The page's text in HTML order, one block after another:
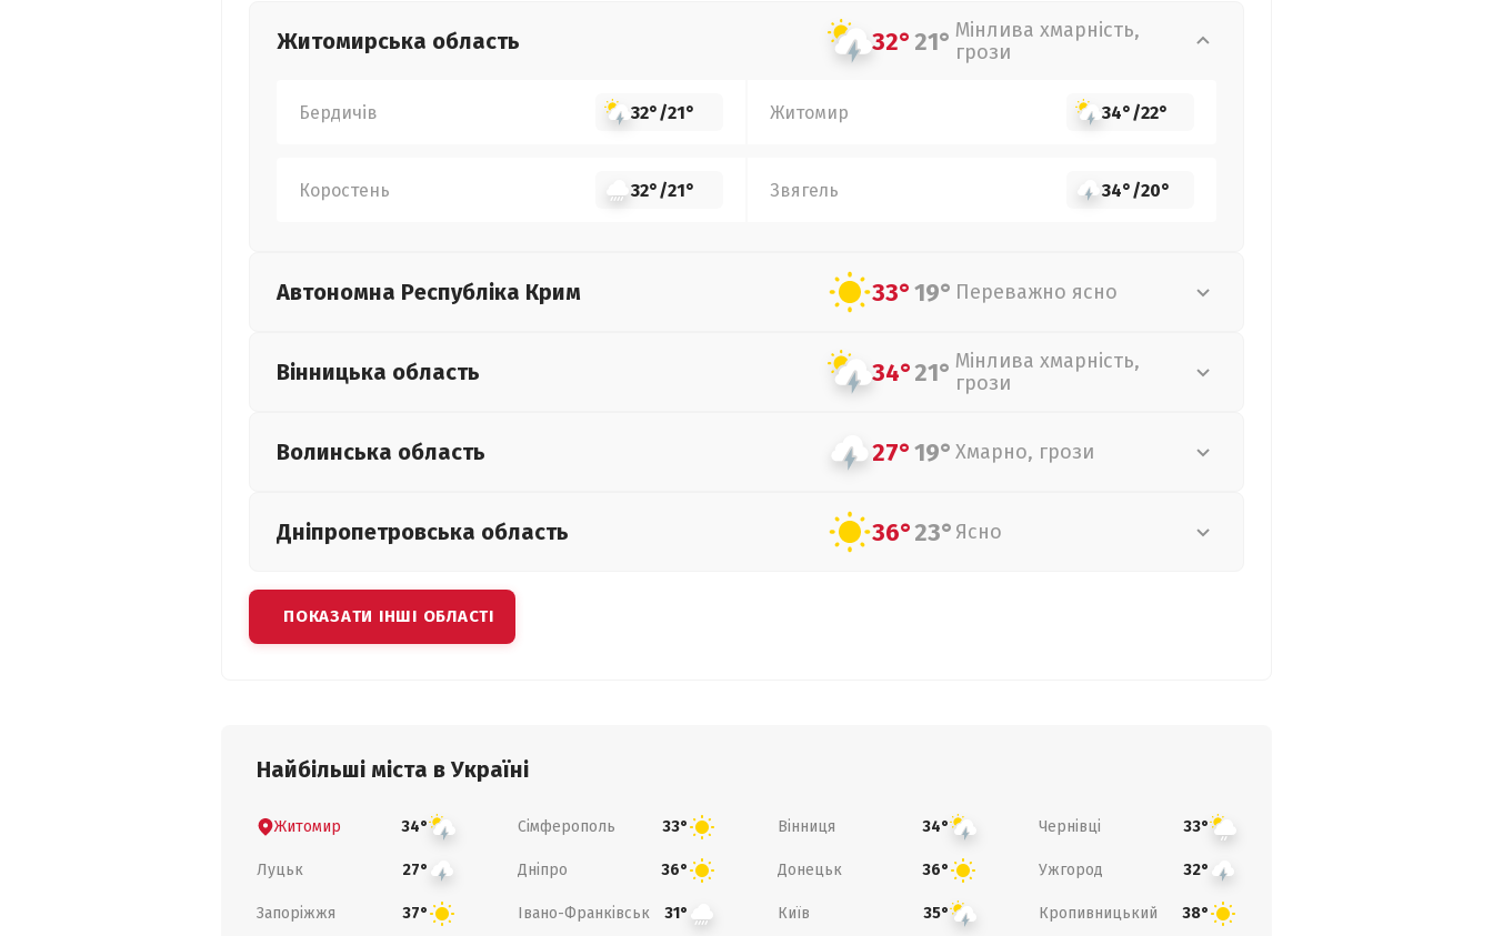
Житомирська область 32°21° Мінлива хмарність,
грози
Бердичів 32°/21° Житомир 34°/22°
Коростень 32°/21° Звягель 34°/20°
Автономна Республіка Крим 33°19° Переважно ясно
Вінницька область 34°21° Мінлива хмарність,
грози
Волинська область 27°19° Хмарно, грози
Дніпропетровська область 36°23° Ясно
ПОКАЗАТИ ІНШІ ОБЛАСТІ
Найбільші міста в Україні
Житомир 34° Сімферополь 33° Вінниця 34° Чернівці 33°
Луцьк 27° Дніпро 36° Донецьк 36° Ужгород 32°
Запоріжжя 37° Івано-Франківськ 31° Київ 35° Кропивницький 38°